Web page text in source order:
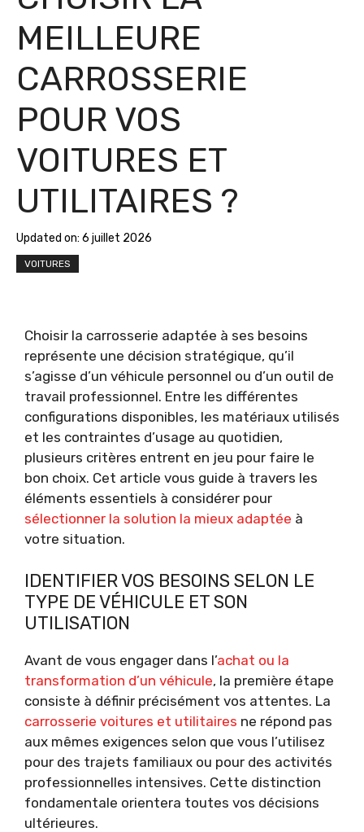
MEILLEURE
CARROSSERIE
POUR VOS
VOITURES ET
UTILITAIRES ?
Updated on: 6 juillet 2026
VOITURES
Choisir la carrosserie adaptée à ses besoins
représente une décision stratégique, qu’il
s’agisse d’un véhicule personnel ou d’un outil de
travail professionnel. Entre les différentes
configurations disponibles, les matériaux utilisés
et les contraintes d’usage au quotidien,
plusieurs critères entrent en jeu pour faire le
bon choix. Cet article vous guide à travers les
éléments essentiels à considérer pour
sélectionner la solution la mieux adaptée à
votre situation.
IDENTIFIER VOS BESOINS SELON LE
TYPE DE VÉHICULE ET SON
UTILISATION
Avant de vous engager dans l’achat ou la
transformation d’un véhicule, la première étape
consiste à définir précisément vos attentes. La
carrosserie voitures et utilitaires ne répond pas
aux mêmes exigences selon que vous l’utilisez
pour des trajets familiaux ou pour des activités
professionnelles intensives. Cette distinction
fondamentale orientera toutes vos décisions
ultérieures.